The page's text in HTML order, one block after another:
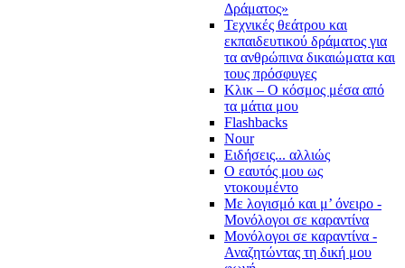
Δράματος»
Τεχνικές θεάτρου και
εκπαιδευτικού δράματος για
τα ανθρώπινα δικαιώματα και
τους πρόσφυγες
Κλικ – Ο κόσμος μέσα από
τα μάτια μου
Flashbacks
Nour
Ειδήσεις... αλλιώς
Ο εαυτός μου ως
ντοκουμέντο
Με λογισμό και μ’ όνειρο -
Μονόλογοι σε καραντίνα
Μονόλογοι σε καραντίνα -
Αναζητώντας τη δική μου